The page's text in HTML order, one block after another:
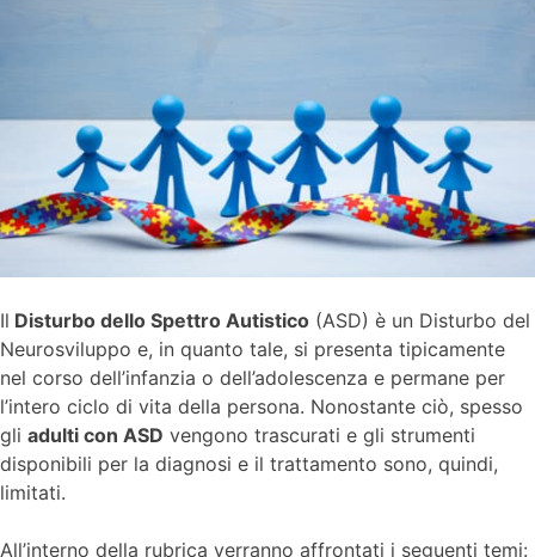
Il Disturbo dello Spettro Autistico (ASD) è un Disturbo del
Neurosviluppo e, in quanto tale, si presenta tipicamente
nel corso dell’infanzia o dell’adolescenza e permane per
l’intero ciclo di vita della persona. Nonostante ciò, spesso
gli adulti con ASD vengono trascurati e gli strumenti
disponibili per la diagnosi e il trattamento sono, quindi,
limitati.
All’interno della rubrica verranno affrontati i seguenti temi: